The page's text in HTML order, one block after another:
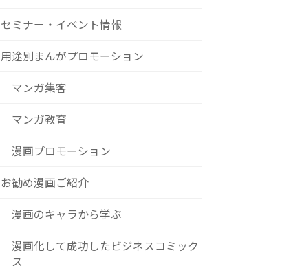
セミナー・イベント情報
用途別まんがプロモーション
マンガ集客
マンガ教育
漫画プロモーション
お勧め漫画ご紹介
漫画のキャラから学ぶ
漫画化して成功したビジネスコミック
ス